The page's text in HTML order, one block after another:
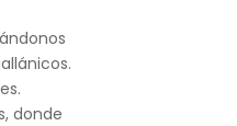
donde